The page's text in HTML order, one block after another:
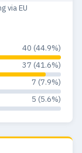
via EU
40 (44.9%)
37 (41.6%)
7 (7.9%)
5 (5.6%)